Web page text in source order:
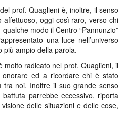
prof. Quaglieni è, inoltre, il senso
oggi così raro, verso chi
modo il Centro “Pannunzio”
una luce nell’universo
più ampio della parola.
molto radicato nel prof. Quaglieni, il
ed a ricordare chi è stato
tra noi. Inoltre il suo grande senso
parrebbe eccessivo, riporta
delle situazioni e delle cose,